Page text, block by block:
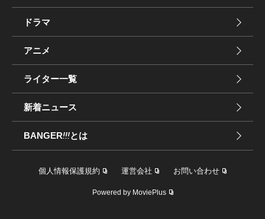
ドラマ
アニメ
ライター一覧
新着ニュース
BANGER!!!とは
個人情報保護規約 運営会社 お問い合わせ
Powered by MoviePlus